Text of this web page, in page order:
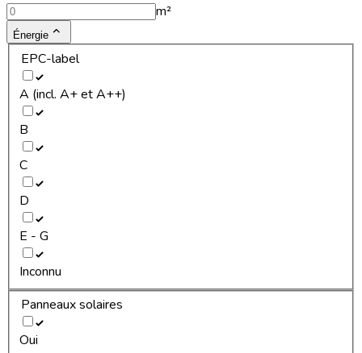
m²
Énergie
EPC-label
A (incl. A+ et A++)
B
C
D
E - G
Inconnu
Panneaux solaires
Oui